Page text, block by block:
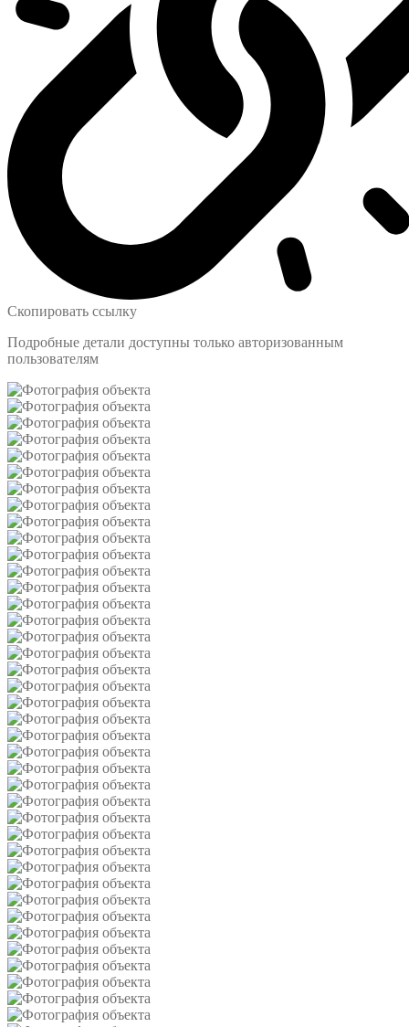
Скопировать ссылку
Подробные детали доступны только авторизованным
пользователям